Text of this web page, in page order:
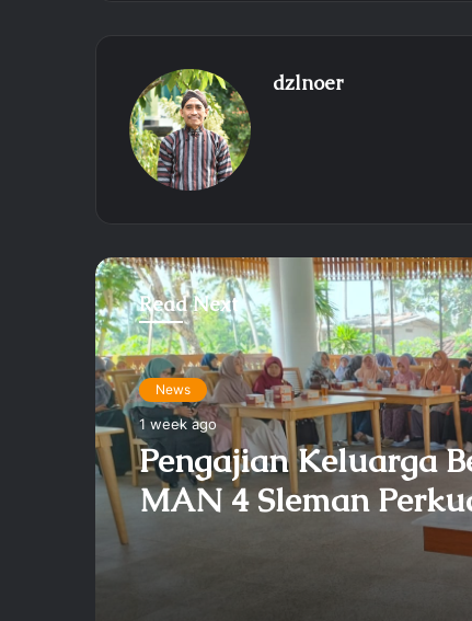
dzlnoer
Read Next
News
1 week ago
Pengajian Keluarga
MAN 4 Sleman
Sinergi, Gus Syarif
Jemaah Menjadi